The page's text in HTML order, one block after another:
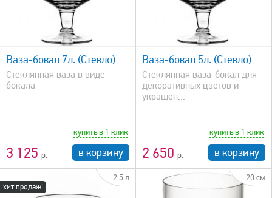
Ваза-бокал 7л. (Стекло)
Стеклянная ваза в виде
бокала
3 125
купить в 1 клик
в корзину
быстрый просмотр
Ваза-бокал 5л. (Стекло)
Стеклянная ваза-бокал для
декоративных цветов и
украшен...
2 650
купить в 1 клик
в корзину
хит продаж!
2.5 л 20 см